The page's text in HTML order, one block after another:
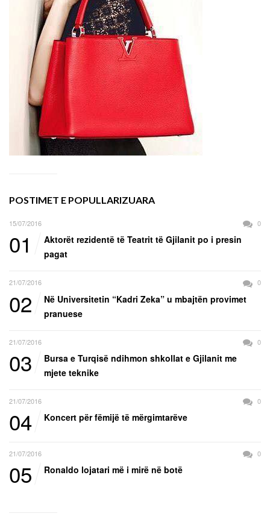
POSTIMET E POPULLARIZUARA
15/07/2016 0
01
Aktorët rezidentë të Teatrit të Gjilanit po i presin
pagat
21/07/2016 0
02
Në Universitetin “Kadri Zeka” u mbajtën provimet
pranuese
21/07/2016 0
03
Bursa e Turqisë ndihmon shkollat e Gjilanit me
mjete teknike
21/07/2016 0
04 Koncert për fëmijë të mërgimtarëve
21/07/2016 0
05 Ronaldo lojatari më i mirë në botë